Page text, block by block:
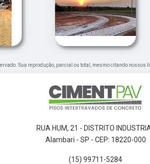
Sua reprodução, parcial ou total, mesmo citando
RUA HUM, 21 - DISTRITO
Alambari - SP - CEP: 18220-000
(15) 99711-5284